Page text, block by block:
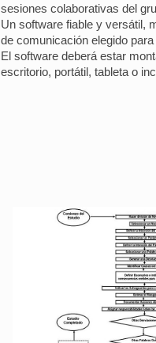
sesiones colaborativas del
Un software fiable y versátil,
de comunicación elegido
El software deberá estar
escritorio, portátil, tableta o